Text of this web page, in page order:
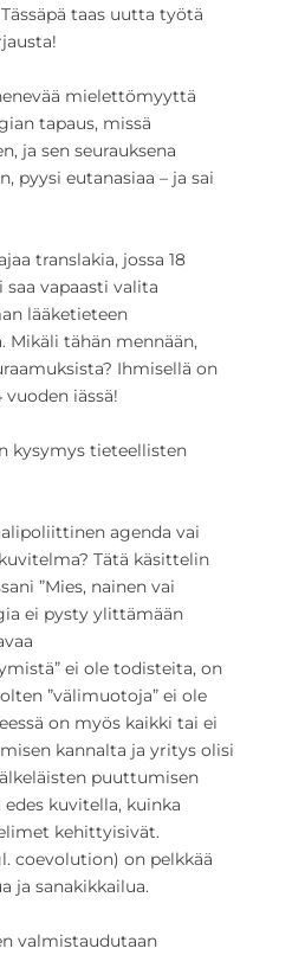
taas uutta työtä
mielettömyyttä
tapaus, missä
ja sen seurauksena
pyysi eutanasiaa – ja sai
translakia, jossa 18
vapaasti valita
lääketieteen
tähän mennään,
Ihmisellä on
iässä!
kysymys tieteellisten
agenda vai
Tätä käsittelin
”Mies, nainen vai
ei pysty ylittämään
ei ole todisteita, on
”välimuotoja” ei ole
on myös kaikki tai ei
kannalta ja yritys olisi
puuttumisen
kuvitella, kuinka
kehittyisivät.
coevolution) on pelkkää
ja sanakikkailua.
valmistaudutaan